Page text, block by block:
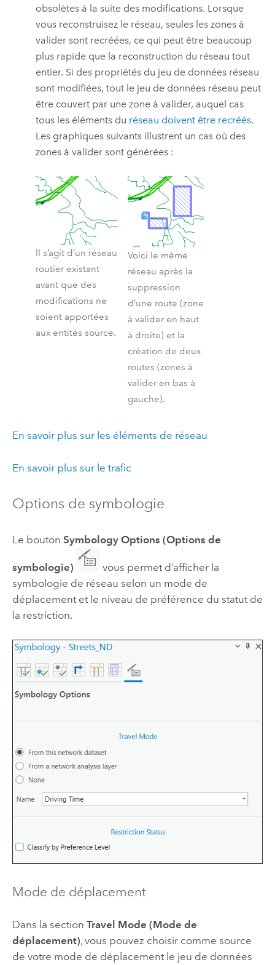
obsolètes à la suite des modifications. Lorsque
vous reconstruisez le réseau, seules les zones à
valider sont recréées, ce qui peut être beaucoup
plus rapide que la reconstruction du réseau tout
entier. Si des propriétés du jeu de données réseau
sont modifiées, tout le jeu de données réseau peut
être couvert par une zone à valider, auquel cas
tous les éléments du réseau doivent être recréés.
Les graphiques suivants illustrent un cas où des
zones à valider sont générées :
Il s’agit d’un réseau
routier existant
avant que des
modifications ne
soient apportées
aux entités source.
Voici le même
réseau après la
suppression
d’une route (zone
à valider en haut
à droite) et la
création de deux
routes (zones à
valider en bas à
gauche).
En savoir plus sur les éléments de réseau
En savoir plus sur le trafic
Options de symbologie
Le bouton Symbology Options (Options de
symbologie)
vous permet d’afficher la
symbologie de réseau selon un mode de
déplacement et le niveau de préférence du statut de
la restriction.
Mode de déplacement
Dans la section Travel Mode (Mode de
déplacement), vous pouvez choisir comme source
de votre mode de déplacement le jeu de données